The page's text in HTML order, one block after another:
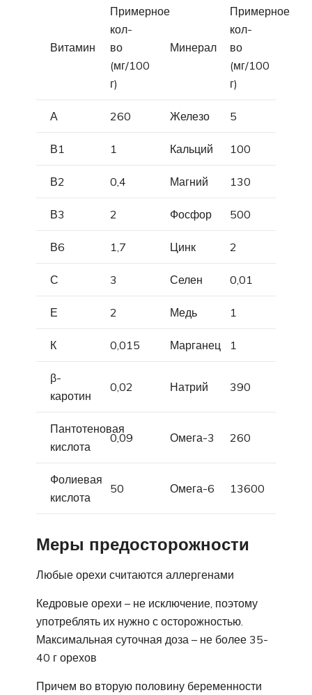
Витамин
Примерное
кол-
во
(мг/100
г)
Минерал
Примерное
кол-
во
(мг/100
г)
А 260 Железо 5
В1 1 Кальций 100
В2 0,4 Магний 130
В3 2 Фосфор 500
В6 1,7 Цинк 2
С 3 Селен 0,01
Е 2 Медь 1
К 0,015 Марганец 1
β-
каротин
0,02 Натрий 390
Пантотеновая
кислота
0,09 Омега-3 260
Фолиевая
кислота
50 Омега-6 13600
Меры предосторожности
Любые орехи считаются аллергенами
Кедровые орехи – не исключение, поэтому
употреблять их нужно с осторожностью.
Максимальная суточная доза – не более 35-
40 г орехов
Причем во вторую половину беременности